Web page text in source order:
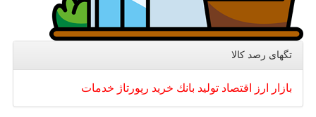
تگهای رصد كالا
بازار ارز اقتصاد تولید بانك خرید رپورتاژ خدمات